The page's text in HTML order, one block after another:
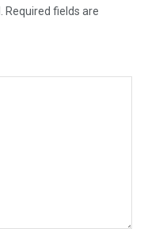
Required fields are